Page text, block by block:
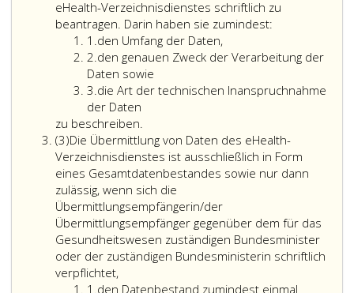
oder
zuständige
kann
sowie
die
die
Verarbeitung
von
des
eHealth-Verzeichnisdienstes schriftlich zu
beantragen. Darin haben sie zumindest:
Paragraph
Absatz
haben
bei
dem
zuständigen
der
1.Ziffer
eins
den Umfang der Daten,
2.Ziffer
2
den genauen Zweck der Verarbeitung der
Daten sowie
3.Ziffer
3
die Art der technischen Inanspruchnahme
der Daten
zu beschreiben.
(3)Absatz
3
Die Übermittlung von Daten des eHealth-
Verzeichnisdienstes ist ausschließlich in Form
eines Gesamtdatenbestandes sowie nur dann
zulässig, wenn sich die
Übermittlungsempfängerin/der
Übermittlungsempfänger gegenüber dem für das
Gesundheitswesen zuständigen Bundesminister
oder der zuständigen Bundesministerin schriftlich
verpflichtet,
1.Ziffer
den Datenbestand zumindest einmal